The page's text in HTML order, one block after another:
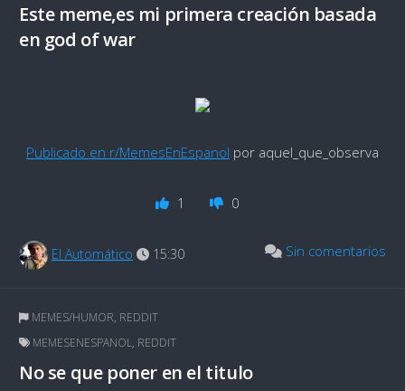
Este meme,es mi primera creación basada
en god of war
Publicado en r/MemesEnEspanol por aquel_que_observa
1 0
El Automático 15:30 Sin comentarios
MEMES/HUMOR, REDDIT
MEMESENESPANOL, REDDIT
No se que poner en el titulo